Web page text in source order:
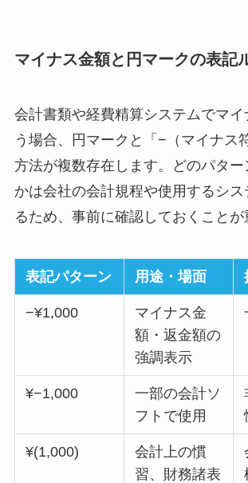
マイナス金額と円マークの表記
会計書類や経費精算システムでマイ
う場合、円マークと「−（マイナス
方法が複数存在します。どのパター
かは会社の会計規程や使用するシ
るため、事前に確認しておくことが
表記パターン 用途・場面
−¥1,000
マイナス金
額・返金額の
強調表示
¥−1,000
一部の会計ソ
フトで使用
¥(1,000)
会計上の慣
習、財務諸表